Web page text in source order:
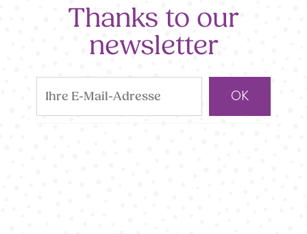
Thanks to our
newsletter